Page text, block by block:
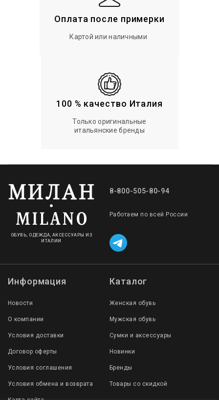
Оплата после примерки
Картой или наличными
100 % качество Италия
Только оригинальные
итальянские бренды
ОБУВЬ, ОДЕЖДА, АКСЕССУАРЫ ИЗ
ИТАЛИИ
8-800-505-80-94
Работаем по всей России
Информация
Новости
О компании
Условия доставки
Договор оферты
Условия соглашения
Условия обмена и возврата
Каталог
Женская обувь
Мужская обувь
Сумки и аксессуары
Новинки
Бренды
Товары со скидкой